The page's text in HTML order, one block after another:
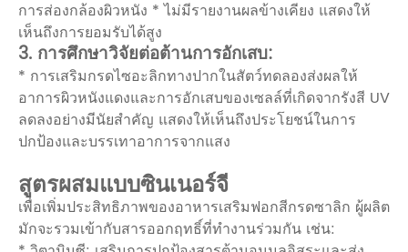
การส่องกล้องผิวหนัง * ไม่มีรายงานผลข้างเคียง แสดงให้
เห็นถึงการยอมรับได้สูง
3. การศึกษาวิจัยต่อต้านการอักเสบ:
* การเสริมกรดไซอะลิกทางปากในสัตว์ทดลองส่งผลให้
อาการผิวหนังแดงและการอักเสบของเซลล์ที่เกิดจากรังสี UV
ลดลงอย่างมีนัยสำคัญ แสดงให้เห็นถึงประโยชน์ในการ
ปกป้องและบรรเทาอาการจากแสง
สูตรผสมแบบซินเนอร์จี
เพื่อเพิ่มประสิทธิภาพของอาหารเสริมฟอกสีกรดซาลิก ผู้ผลิต
มักจะรวมเข้ากับสารออกฤทธิ์ที่ทำงานร่วมกัน เช่น: